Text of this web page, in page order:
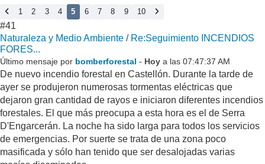
1 2 3 4 5 6 7 8 9 10
#41
Naturaleza y Medio Ambiente / Re:Seguimiento INCENDIOS
FORES...
Último mensaje por bomberforestal - Hoy a las 07:47:37 AM
De nuevo incendio forestal en Castellón. Durante la tarde de
ayer se produjeron numerosas tormentas eléctricas que
dejaron gran cantidad de rayos e iniciaron diferentes incendios
forestales. El que más preocupa a esta hora es el de Serra
D'Engarcerán. La noche ha sido larga para todos los servicios
de emergencias. Por suerte se trata de una zona poco
masificada y sólo han tenido que ser desalojadas varias